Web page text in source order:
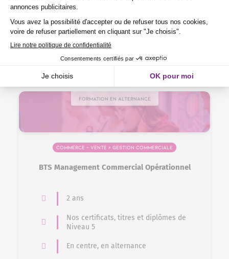
En centre, en alternance
Jeune de 15 à 29 ans
Éligible VAE
Formation en alternance
Commerce – Vente > Gestion commerciale
BTS Management Commercial Opérationnel
2 ans
Nos certificats, titres et diplômes de
Niveau 5
En centre, en alternance